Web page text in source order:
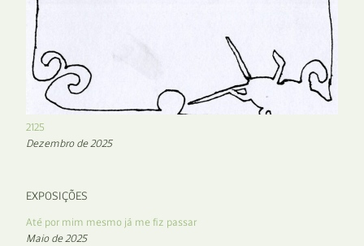
2125
Dezembro de 2025
EXPOSIÇÕES
Até por mim mesmo já me fiz passar
Maio de 2025